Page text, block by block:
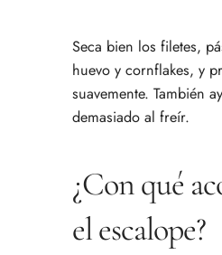
Seca bien los filetes,
huevo y cornflakes, y
suavemente. También
demasiado al freír.
¿Con qué
el escalope?